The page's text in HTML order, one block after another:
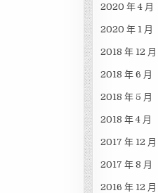
2020 年 4 月
2020 年 1 月
2018 年 12 月
2018 年 6 月
2018 年 5 月
2018 年 4 月
2017 年 12 月
2017 年 8 月
2016 年 12 月